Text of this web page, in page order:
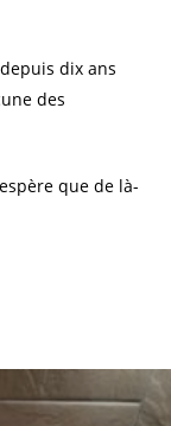
dix ans
des
que de là-